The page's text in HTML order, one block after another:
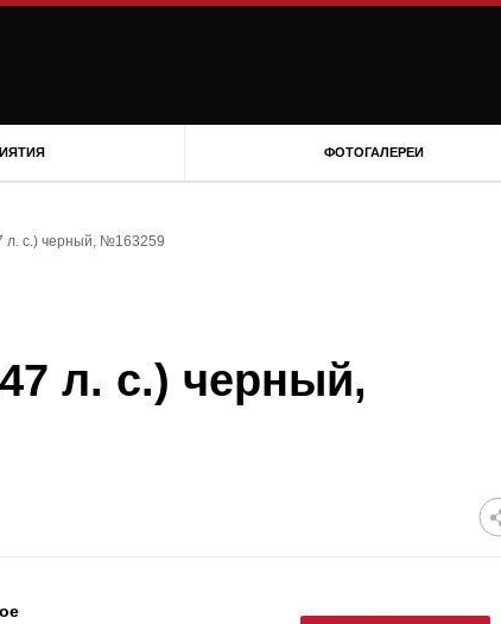
ФОТОГАЛЕРЕИ
л. с.) черный, №163259
л. с.) черный,